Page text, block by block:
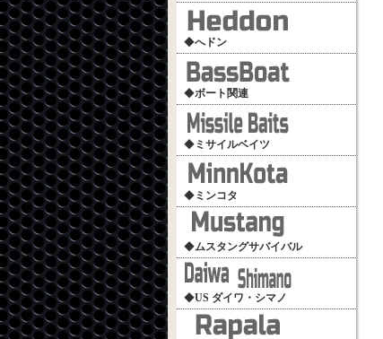
◆へドン
◆ボート関連
◆ ミサイルベイツ
◆ ミンコタ
◆ムスタングサバイバル
◆US ダイワ・シマノ